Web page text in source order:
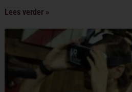
Lees verder »